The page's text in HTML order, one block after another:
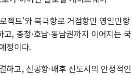
젝트'와 북극항로 거점항만 영일만항
, 충청·호남·동남권까지 이어지는
정이다.
하고, 신공항·배후 신도시의 안정적